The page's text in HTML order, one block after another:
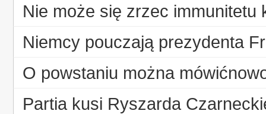
Nie może się zrzec
Niemcy pouczają prezydenta
O powstaniu można
Partia kusi Ryszarda